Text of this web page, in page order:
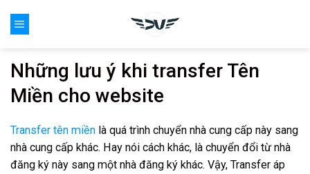
Những lưu ý khi transfer Tên
Miền cho website
Transfer tên miền là quá trình chuyển nhà cung cấp này sang
nhà cung cấp khác. Hay nói cách khác, là chuyển đổi từ nhà
đăng ký này sang một nhà đăng ký khác. Vậy, Transfer áp